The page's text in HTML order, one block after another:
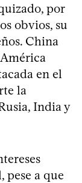
por
obvios, su
China
en el
la
India y
pese a que